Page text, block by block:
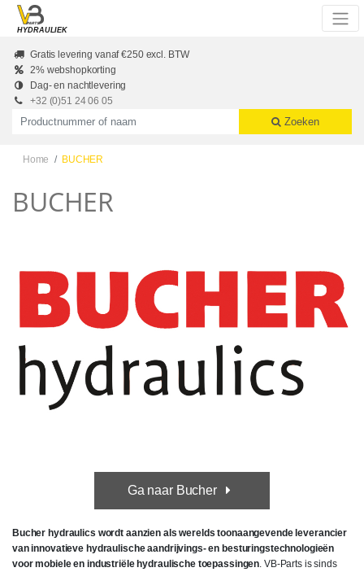
Skip to main content
HYDRAULIEK
Gratis levering vanaf €250 excl. BTW
2% webshopkorting
Dag- en nachtlevering
+32 (0)51 24 06 05
Productnummer of naam
Zoeken
Home BUCHER
BUCHER
Bucher hydraulics wordt aanzien als werelds toonaangevende leverancier
van innovatieve hydraulische aandrijvings- en besturingstechnologieën
voor mobiele en industriële hydraulische toepassingen . VB-Parts is sinds
Ga naar Bucher